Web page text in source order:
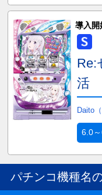
導入開
Re:
活
Daito
6.0
パチンコ機種名